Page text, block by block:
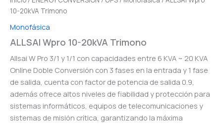
10-20kVA Trimono
Monofásica
ALLSAI Wpro 10-20kVA Trimono
Allsai W Pro 3/1 y 1/1 con capacidades entre 6 KVA ~ 20 KVA
Online Doble Conversión con 3 fases en la entrada y 1 fase
de salida, cuenta con factor de potencia de salida 0.9,
además ofrece altos niveles de fiabilidad y protección para
sistemas informáticos, equipos de telecomunicaciones y
sistemas de misión crítica, garantizando la máxima